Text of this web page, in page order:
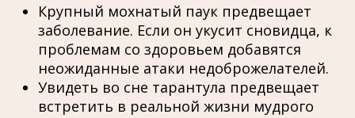
Крупный мохнатый паук предвещает
заболевание. Если он укусит сновидца, к
проблемам со здоровьем добавятся
неожиданные атаки недоброжелателей.
Увидеть во сне тарантула предвещает
встретить в реальной жизни мудрого